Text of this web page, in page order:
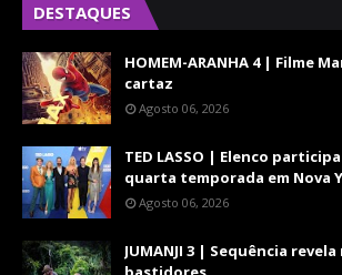
DESTAQUES
HOMEM-ARANHA 4 | Filme
cartaz
Agosto 06, 2026
TED LASSO | Elenco
quarta temporada em Nova
Agosto 06, 2026
JUMANJI 3 | Sequência